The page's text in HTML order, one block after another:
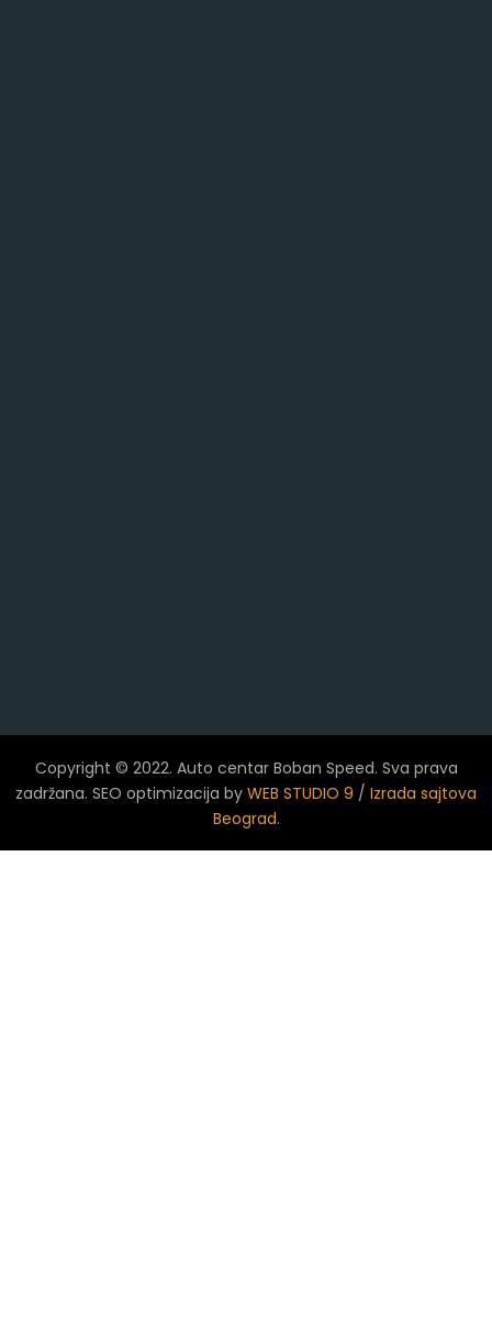
Copyright © 2022. Auto centar Boban Speed. Sva prava
zadržana. SEO optimizacija by WEB STUDIO 9 / Izrada sajtova
Beograd.